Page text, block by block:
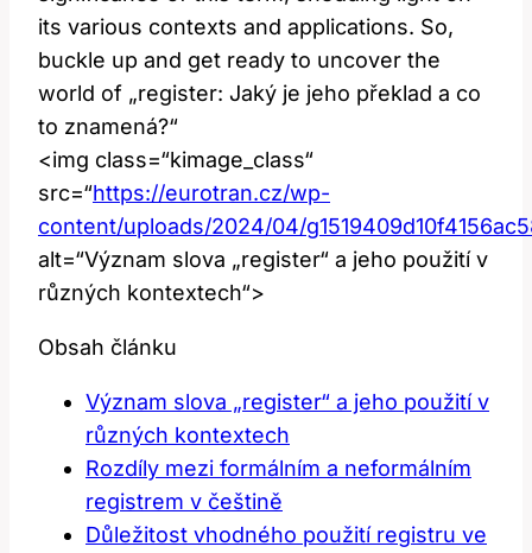
its various contexts and applications. So,
buckle up and get ready to uncover the
world of „register: Jaký je jeho překlad a co
to znamená?“
<img class=“kimage_class“
src=“https://eurotran.cz/wp-
content/uploads/2024/04/
alt=“Význam slova „register“ a jeho použití v
různých kontextech“>
Obsah článku
Význam slova „register“ a jeho použití v
různých kontextech
Rozdíly mezi formálním a neformálním
registrem v češtině
Důležitost vhodného použití registru ve